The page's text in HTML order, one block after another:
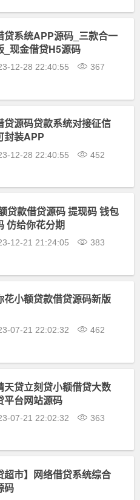
贷系统APP源码_三款合一
_现金借贷H5源码
12-28 22:40:55 367
贷源码贷款系统对接征信
封装APP
12-28 22:40:55 452
贷款借贷源码 提现码 钱包
仿给你花分期
12-21 21:24:05 383
花小额贷款借贷源码新版
07-21 22:02:32 462
天贷立刻贷小额借贷大数
平台网站源码
07-21 22:02:32 363
超市】网络借贷系统综合
码